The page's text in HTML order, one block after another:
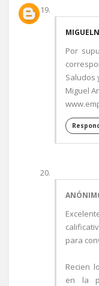
Por
Saludos
Miguel
para
Recien
en la